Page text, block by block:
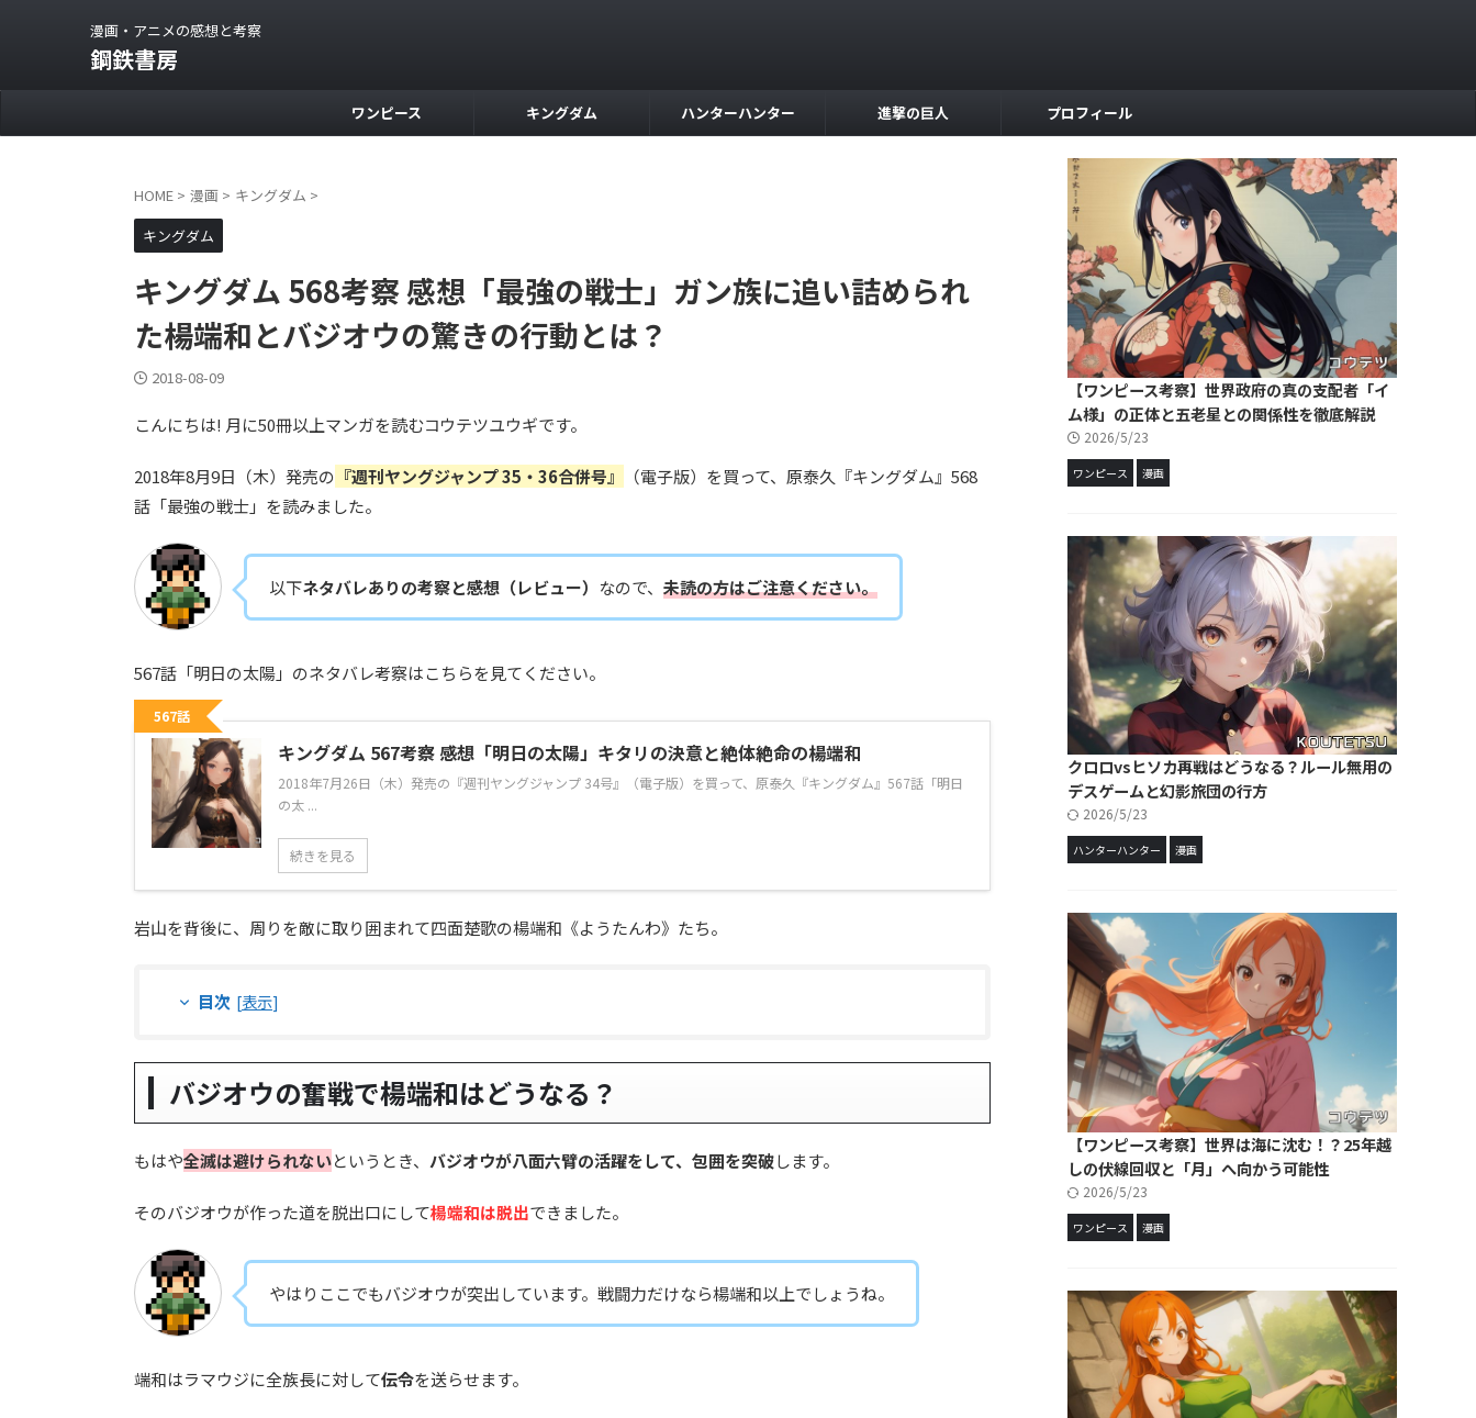
漫画・アニメの感想と考察
鋼鉄書房
ワンピース キングダム ハンターハンター 進撃の巨人 プロフィール
HOME > 漫画 > キングダム >
キングダム
キングダム 568考察 感想「最強の戦士」ガン族に追い詰められ
た楊端和とバジオウの驚きの行動とは？
2018-08-09
こんにちは! 月に50冊以上マンガを読むコウテツユウギです。
2018年8月9日（木）発売の 『週刊ヤングジャンプ 35・36合併号』
（電子版）を買って、原泰久『キングダム』568
話「最強の戦士」を読みました。
以下ネタバレありの考察と感想（レビュー） なので、 未読の方はご注意ください。
567話「明日の太陽」のネタバレ考察はこちらを見てください。
567話
キングダム 567考察 感想「明日の太陽」キタリの決意と絶体絶命の楊端和
2018年7月26日（木）発売の『週刊ヤングジャンプ 34号』（電子版）を買って、原泰久『キングダム』567話「明日
の太 ...
続きを見る
岩山を背後に、周りを敵に取り囲まれて四面楚歌の楊端和《ようたんわ》たち。
目次 [表示]
バジオウの奮戦で楊端和はどうなる？
もはや全滅は避けられないというとき、 バジオウが八面六臂の活躍をして、包囲を突破します。
そのバジオウが作った道を脱出口にして楊端和は脱出できました。
やはりここでもバジオウが突出しています。戦闘力だけなら楊端和以上でしょうね。
端和はラマウジに全族長に対して伝令を送らせます。
【ワンピース考察】世界政府の真の支配者「イ
ム様」の正体と五老星との関係性を徹底解説
2026/5/23
ワンピース 漫画
クロロvsヒソカ再戦はどうなる？ルール無用の
デスゲームと幻影旅団の行方
2026/5/23
ハンターハンター 漫画
【ワンピース考察】世界は海に沈む！？25年越
しの伏線回収と「月」へ向かう可能性
2026/5/23
ワンピース 漫画